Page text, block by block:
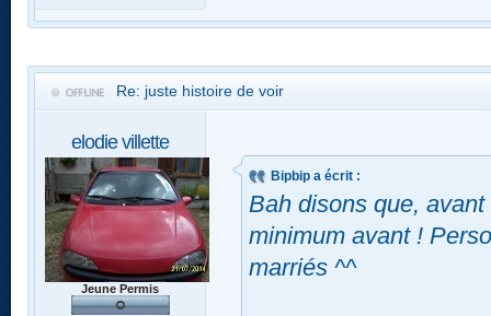
Re: juste histoire de voir
elodie villette
Jeune Permis
Bipbip a écrit :
Bah disons que,
minimum avant !
marriés ^^